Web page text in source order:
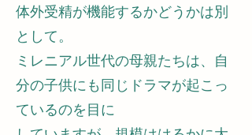
体外受精が機能するかどうかは別
として。
ミレニアル世代の母親たちは、自
分の子供にも同じドラマが起こっ
ているのを目に